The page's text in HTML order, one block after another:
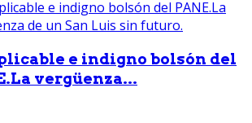
e indigno bolsón del
vergüenza...